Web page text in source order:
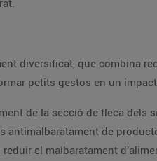
diversificat, que combina
petits gestos en un
de la secció de fleca dels
antimalbaratament de
el malbaratament